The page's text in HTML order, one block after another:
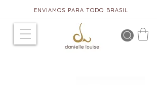
ENVIAMOS PARA TODO BRASIL